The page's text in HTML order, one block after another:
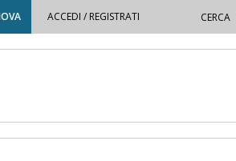
ACCEDI / REGISTRATI